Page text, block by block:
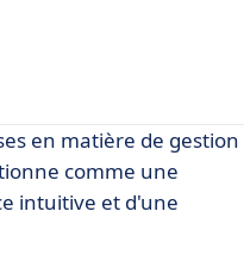
en matière de
comme une
intuitive et d'une